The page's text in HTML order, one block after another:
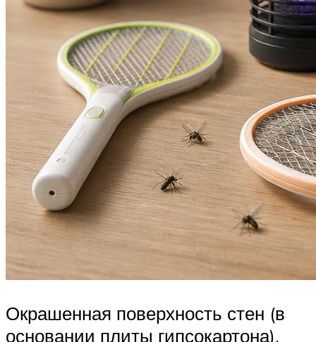
Окрашенная поверхность стен (в
основании плиты гипсокартона).